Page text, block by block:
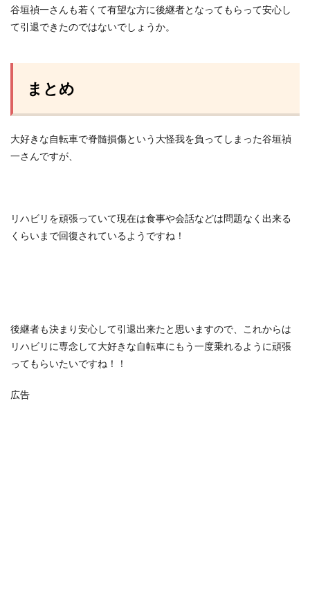
谷垣禎一さんも若くて有望な方に後継者となってもらって安心し
て引退できたのではないでしょうか。
まとめ
大好きな自転車で脊髄損傷という大怪我を負ってしまった谷垣禎
一さんですが、
リハビリを頑張っていて現在は食事や会話などは問題なく出来る
くらいまで回復されているようですね！
後継者も決まり安心して引退出来たと思いますので、これからは
リハビリに専念して大好きな自転車にもう一度乗れるように頑張
ってもらいたいですね！！
広告